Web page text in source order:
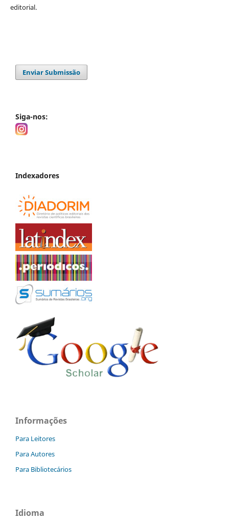
editorial.
Enviar Submissão
Siga-nos:
Indexadores
Informações
Para Leitores
Para Autores
Para Bibliotecários
Idioma